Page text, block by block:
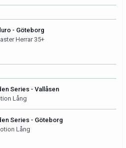
- Göteborg
Herrar 35+
Series - Vallåsen
Lång
Series - Göteborg
Lång